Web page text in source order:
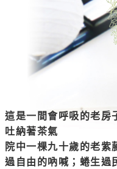
這是一間會呼吸的老房
吐納著茶氣
院中一棵九十歲的老紫
過自由的吶喊；蜷生過